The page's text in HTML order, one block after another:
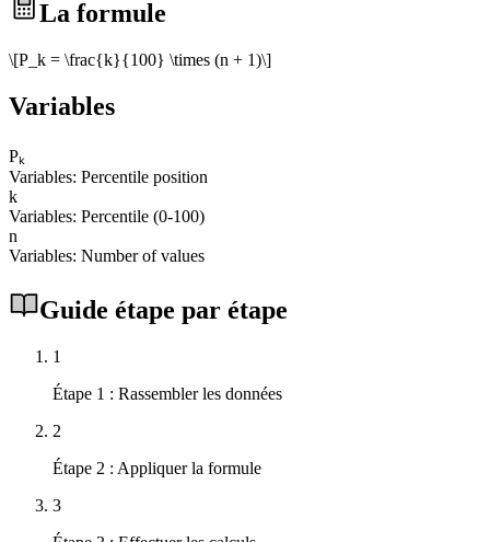
La formule
\[P_k = \frac{k}{100} \times (n + 1)\]
Variables
Pₖ
Variables: Percentile position
k
Variables: Percentile (0-100)
n
Variables: Number of values
Guide étape par étape
1
Étape 1 : Rassembler les données
2
Étape 2 : Appliquer la formule
3